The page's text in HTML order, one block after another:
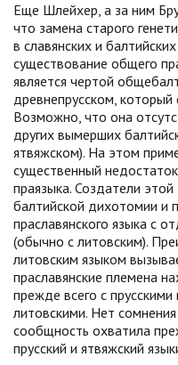
Еще Шлейхер, а за ним
что замена старого
в славянских и
существование общего
является чертой
древнепрусском,
Возможно, что она
других вымерших
ятвяжском). На этом
существенный
праязыка. Создатели
балтийской дихотомии и
праславянского языка с
(обычно с литовским).
литовским языком
праславянские племена
прежде всего с
литовскими. Нет
сообщность охватила
прусский и ятвяжский